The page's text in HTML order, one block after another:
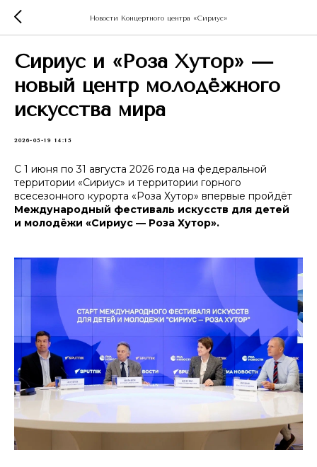
Новости Концертного центра «Сириус»
Сириус и «Роза Хутор» —
новый центр молодёжного
искусства мира
2026-05-19 14:15
С 1 июня по 31 августа 2026 года на федеральной
территории «Сириус» и территории горного
всесезонного курорта «Роза Хутор» впервые пройдёт
Международный фестиваль искусств для детей
и молодёжи «Сириус — Роза Хутор».